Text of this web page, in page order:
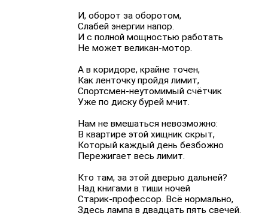
И, оборот за оборотом,
Слабей энергии напор.
И с полной мощностью работать
Не может великан-мотор.
А в коридоре, крайне точен,
Как ленточку пройдя лимит,
Спортсмен-неутомимый счётчик
Уже по диску бурей мчит.
Нам не вмешаться невозможно:
В квартире этой хищник скрыт,
Который каждый день безбожно
Пережигает весь лимит.
Кто там, за этой дверью дальней?
Над книгами в тиши ночей
Старик-профессор. Всё нормально,
Здесь лампа в двадцать пять свечей.